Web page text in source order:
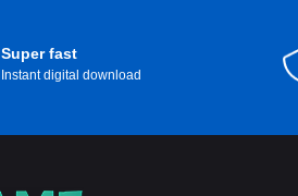
Super fast
Instant digital download